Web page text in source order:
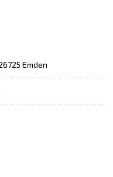
Emden